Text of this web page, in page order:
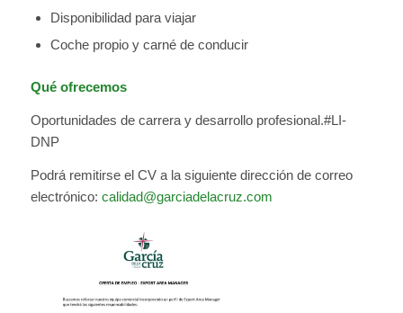
Disponibilidad para viajar
Coche propio y carné de conducir
Qué ofrecemos
Oportunidades de carrera y desarrollo profesional.#LI-
DNP
Podrá remitirse el CV a la siguiente dirección de correo
electrónico: calidad@garciadelacruz.com